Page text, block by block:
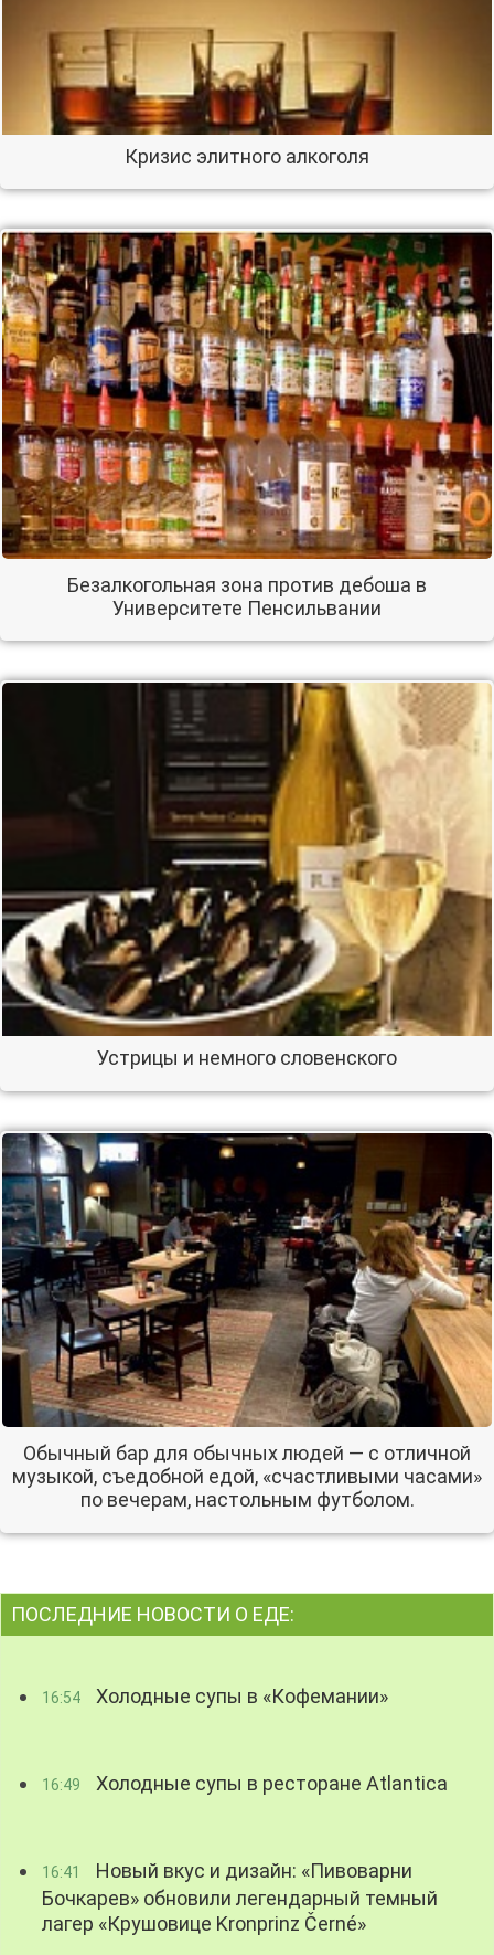
Кризис элитного алкоголя
Безалкогольная зона против дебоша в
Университете Пенсильвании
Устрицы и немного словенского
Обычный бар для обычных людей — с отличной
музыкой, съедобной едой, «счастливыми часами»
по вечерам, настольным футболом.
ПОСЛЕДНИЕ НОВОСТИ О ЕДЕ:
16:54 Холодные супы в «Кофемании»
16:49 Холодные супы в ресторане Atlantica
16:41
Новый вкус и дизайн: «Пивоварни
Бочкарев» обновили легендарный темный
лагер «Крушовице Kronprinz Černé»